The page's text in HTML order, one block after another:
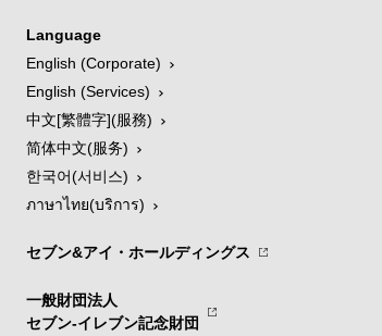
Language
English (Corporate)
English (Services)
中文[繁體字](服務)
简体中文(服务)
한국어(서비스)
ภาษาไทย(บริการ)
セブン&アイ・ホールディングス
一般財団法人
セブン-イレブン記念財団